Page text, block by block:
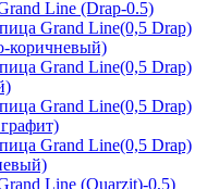
Line (Drap-0.5)
Grand Line(0,5 Drap)
коричневый)
Grand Line(0,5 Drap)
Grand Line(0,5 Drap)
Grand Line(0,5 Drap)
Line (Quarzit)-0,5)